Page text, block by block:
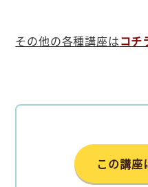
その他の各種講座はコチ
この講座